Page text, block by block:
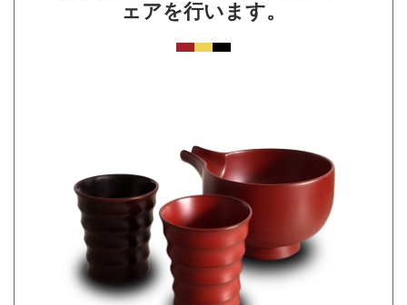
ェアを行います。